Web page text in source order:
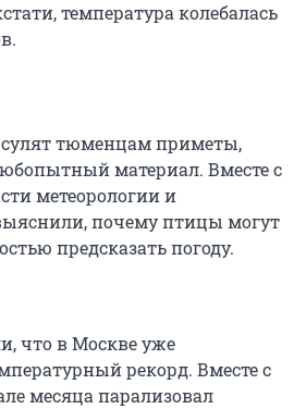
температура колебалась
сулят тюменцам приметы,
материал. Вместе с
метеорологии и
почему птицы могут
предсказать погоду.
что в Москве уже
рекорд. Вместе с
месяца парализовал